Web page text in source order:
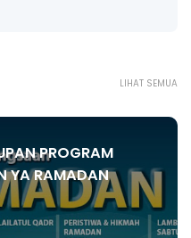
LIHAT SEMUA
PROGRAM
YA RAMADAN